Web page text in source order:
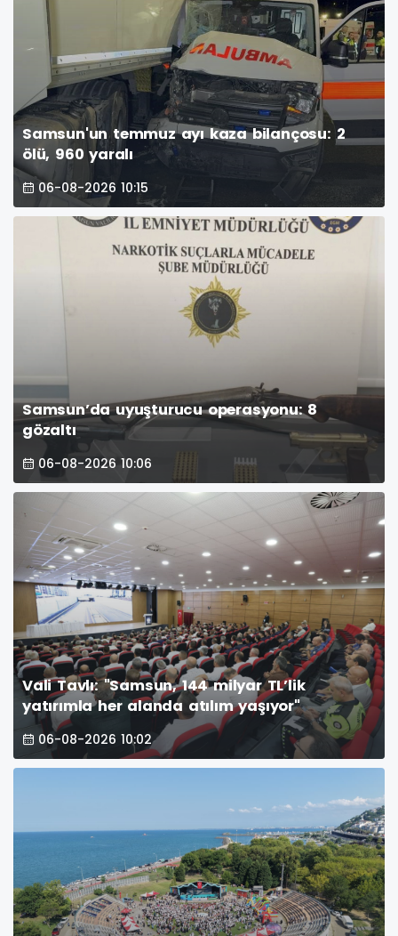
Samsun'un temmuz ayı kaza bilançosu: 2
ölü, 960 yaralı
06-08-2026 10:15
Samsun’da uyuşturucu operasyonu: 8
gözaltı
06-08-2026 10:06
Vali Tavlı: "Samsun, 144 milyar TL’lik
yatırımla her alanda atılım yaşıyor"
06-08-2026 10:02